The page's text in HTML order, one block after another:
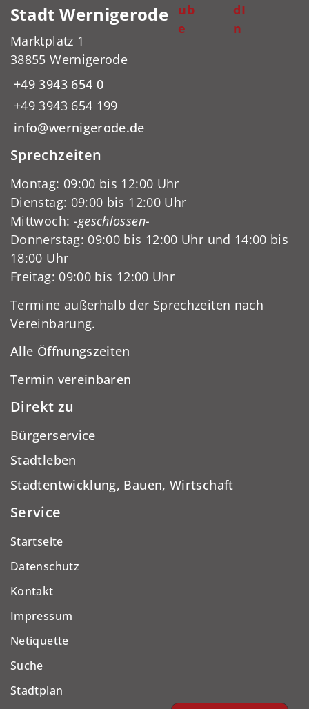
ub
e
dI
n
Stadt Wernigerode
Marktplatz 1
38855 Wernigerode
+49 3943 654 0
+49 3943 654 199
info@wernigerode.de
Sprechzeiten
Montag: 09:00 bis 12:00 Uhr
Dienstag: 09:00 bis 12:00 Uhr
Mittwoch: -geschlossen-
Donnerstag: 09:00 bis 12:00 Uhr und 14:00 bis
18:00 Uhr
Freitag: 09:00 bis 12:00 Uhr
Termine außerhalb der Sprechzeiten nach
Vereinbarung.
Alle Öffnungszeiten
Termin vereinbaren
Direkt zu
Bürgerservice
Stadtleben
Stadtentwicklung, Bauen, Wirtschaft
Service
Startseite
Datenschutz
Kontakt
Impressum
Netiquette
Suche
Stadtplan